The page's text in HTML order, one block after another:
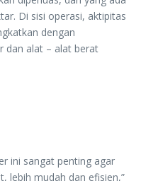
Di sisi operasi, aktipitas
dengan
dan alat – alat berat
ini sangat penting agar
lebih mudah dan efisien,”